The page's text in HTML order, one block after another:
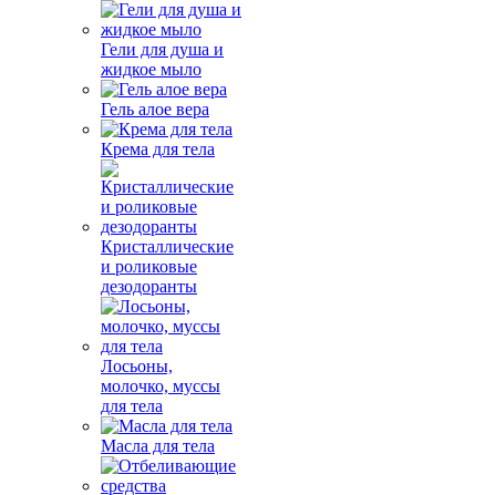
Гели для душа и
жидкое мыло
Гель алое вера
Крема для тела
Кристаллические
и роликовые
дезодоранты
Лосьоны,
молочко, муссы
для тела
Масла для тела